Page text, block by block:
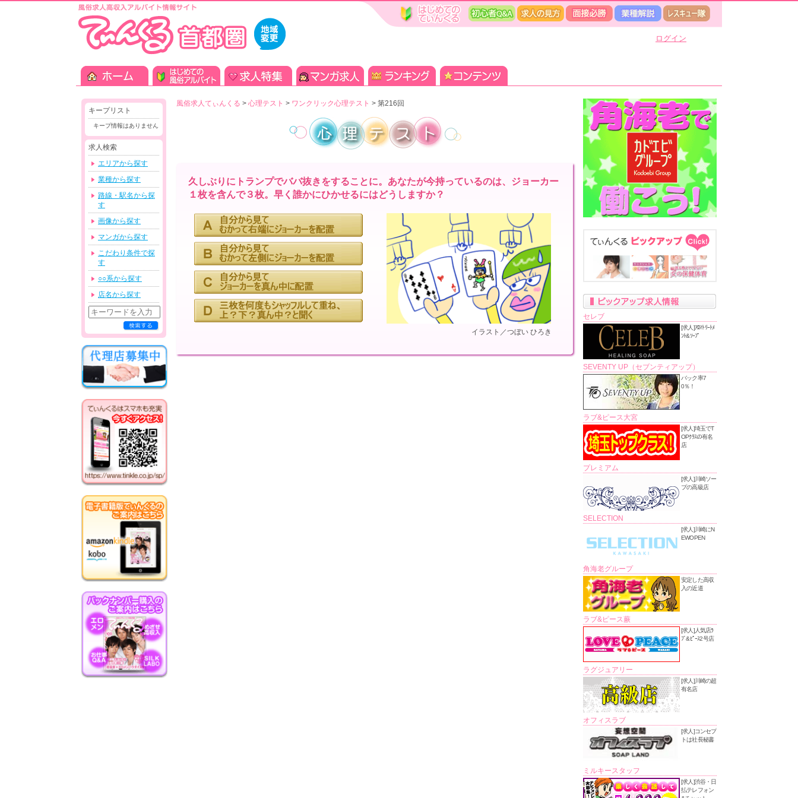
ログイン
風俗求人てぃんくる > 心理テスト > ワンクリック心理テスト > 第216回
久しぶりにトランプでババ抜きをすることに。あなたが今持っているのは、ジョーカー
１枚を含んで３枚。早く誰かにひかせるにはどうしますか？
イラスト／つぼい ひろき
キープリスト
キープ情報はありません
求人検索
エリアから探す
業種から探す
路線・駅名から探
す
画像から探す
マンガから探す
こだわり条件で探
す
○○系から探す
店名から探す
セレブ
[求人]ｱﾛﾏﾄﾘｰﾄﾒ
ﾝﾄ&ｿｰﾌﾟ
SEVENTY UP（セブンティアップ）
バック率7
0％！
ラブ&ピース大宮
[求人]埼玉でT
OPｸﾗｽの有名
店
プレミアム
[求人]川崎ソー
プの高級店
SELECTION
[求人]川崎にN
EWOPEN
角海老グループ
安定した高収
入の近道
ラブ&ピース蕨
[求人]人気店ﾗ
ﾌﾞ&ﾋﾟｰｽ2号店
ラグジュアリー
[求人]川崎の超
有名店
オフィスラブ
[求人]コンセプ
トは社長秘書
ミルキースタッフ
[求人]渋谷・日
払テレフォン